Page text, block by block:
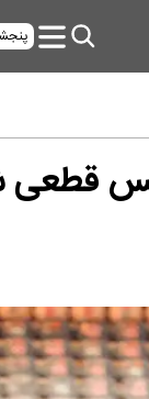
پنجشنبه ۱۵